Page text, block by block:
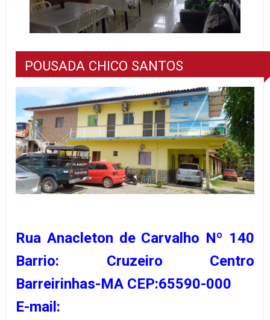
POUSADA CHICO SANTOS
Rua Anacleton de Carvalho Nº 140
Barrio: Cruzeiro Centro
Barreirinhas-MA CEP:65590-000
E-mail: